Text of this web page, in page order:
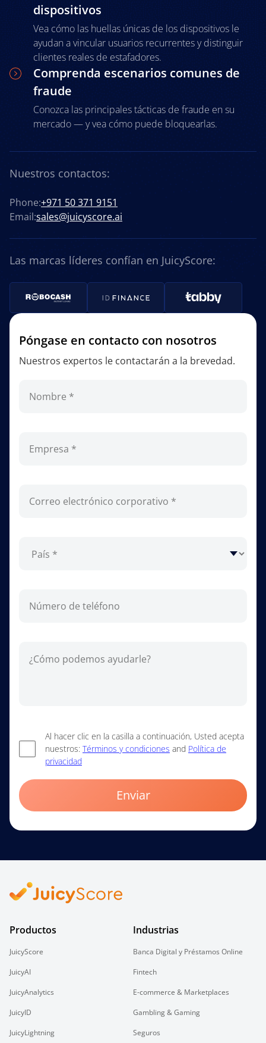
beneficios
en un
entorno
digital en
rápida
dispositivos
Vea cómo las huellas únicas de los dispositivos le
ayudan a vincular usuarios recurrentes y distinguir
clientes reales de estafadores.
Comprenda escenarios comunes de
fraude
Conozca las principales tácticas de fraude en su
mercado — y vea cómo puede bloquearlas.
Nuestros contactos:
Phone:+971 50 371 9151
Email:sales@juicyscore.ai
Las marcas líderes confían en JuicyScore:
Póngase en contacto con nosotros
Nuestros expertos le contactarán a la brevedad.
Al hacer clic en la casilla a continuación, Usted acepta
nuestros: Términos y condiciones and Política de
privacidad
Enviar
Productos
JuicyScore
JuicyAI
JuicyAnalytics
JuicyID
JuicyLightning
Industrias
Banca Digital y Préstamos Online
Fintech
E-commerce & Marketplaces
Gambling & Gaming
Seguros